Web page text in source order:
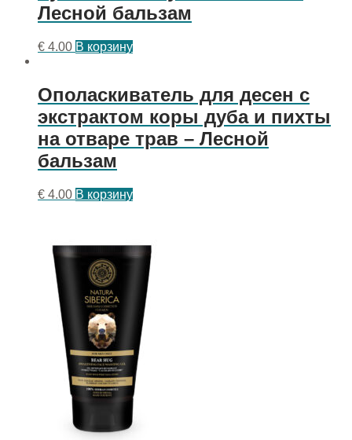
Лесной бальзам
€ 4.00 В корзину
Ополаскиватель для десен с
экстрактом коры дуба и пихты
на отваре трав – Лесной
бальзам
€ 4.00 В корзину